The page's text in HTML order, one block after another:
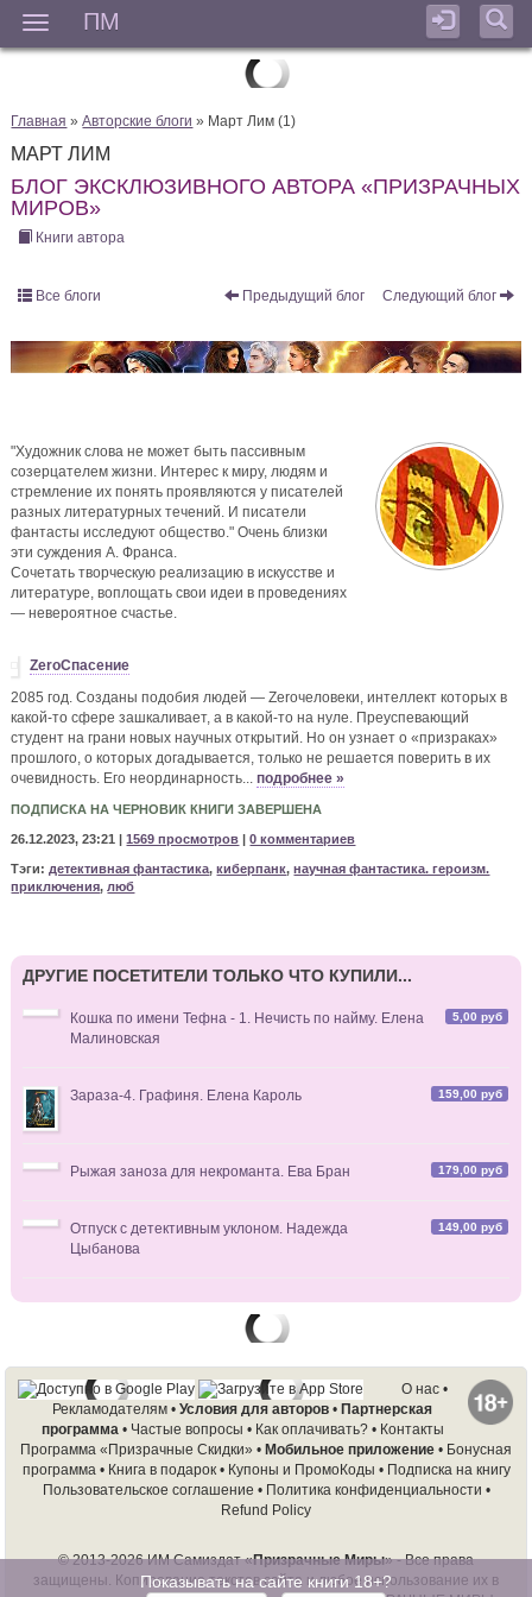
ПМ
Главная »Авторские блоги » Март Лим (1)
МАРТ ЛИМ
БЛОГ ЭКСКЛЮЗИВНОГО АВТОРА «ПРИЗРАЧНЫХ
МИРОВ»
Книги автора
Предыдущий блог Следующий блог
Все блоги
"Художник слова не может быть пассивным
созерцателем жизни. Интерес к миру, людям и
стремление их понять проявляются у писателей
разных литературных течений. И писатели
фантасты исследуют общество." Очень близки
эти суждения А. Франса.
Сочетать творческую реализацию в искусстве и
литературе, воплощать свои идеи в проведениях
— невероятное счастье.
ZeroСпасение
2085 год. Созданы подобия людей — Zeroчеловеки, интеллект которых в
какой-то сфере зашкаливает, а в какой-то на нуле. Преуспевающий
студент на грани новых научных открытий. Но он узнает о «призраках»
прошлого, о которых догадывается, только не решается поверить в их
очевидность. Его неординарность...подробнее »
ПОДПИСКА НА ЧЕРНОВИК КНИГИ ЗАВЕРШЕНА
26.12.2023, 23:21 |1569 просмотров |0 комментариев
Тэги: детективная фантастика,киберпанк,научная фантастика. героизм.
приключения, люб
ДРУГИЕ ПОСЕТИТЕЛИ ТОЛЬКО ЧТО КУПИЛИ...
5,00 руб
Кошка по имени Тефна - 1. Нечисть по найму. Елена
Малиновская
159,00 руб
Зараза-4. Графиня. Елена Кароль
179,00 руб
Рыжая заноза для некроманта. Ева Бран
149,00 руб
Отпуск с детективным уклоном. Надежда
Цыбанова
О нас•
Рекламодателям • Условия для авторов • Партнерская
программа• Частые вопросы • Как оплачивать?• Контакты
Программа «Призрачные Скидки» • Мобильное приложение • Бонусная
программа• Книга в подарок• Купоны и ПромоКоды • Подписка на книгу
Пользовательское соглашение • Политика конфиденциальности •
Refund Policy
© 2013-2026 ИМ Самиздат «Призрачные Миры» - Все права
защищены. Копирование текстов сайта и любое использование их в
Показывать на сайте книги 18+?